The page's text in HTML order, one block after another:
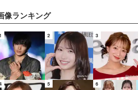
像ランキング
2 3
5 6